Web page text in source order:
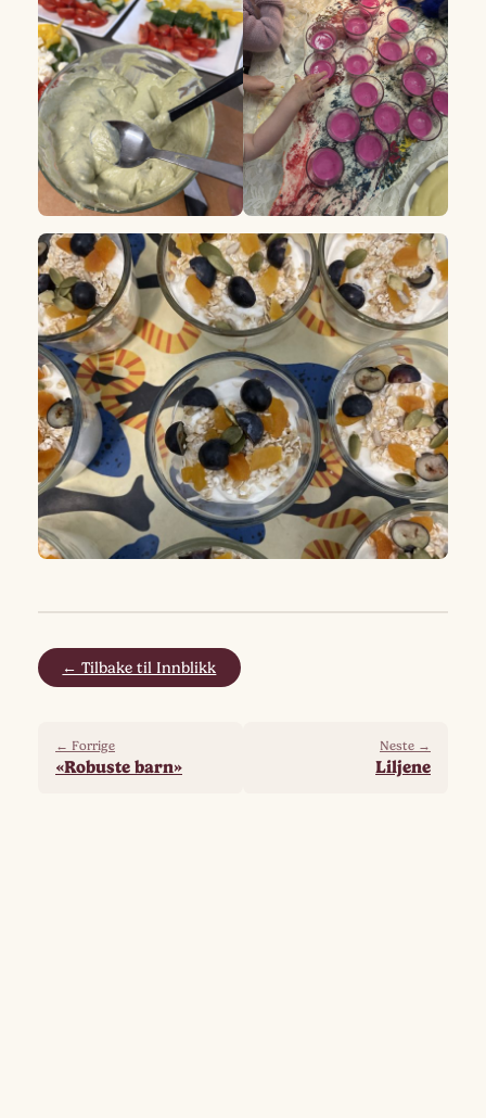
← Tilbake til Innblikk
← Forrige
«Robuste barn»
Neste →
Liljene